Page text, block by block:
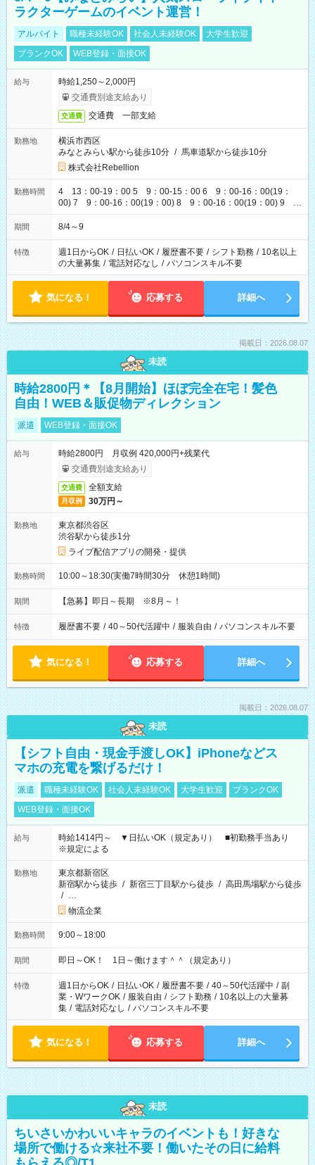
ラクターゲームのイベント運営！
アルバイト 職種未経験OK 社会人未経験OK
大学生歓迎
ブランクOK
WEB登録・面接OK
給与
時給1,250～2,000円
交通費別途支給あり
交通費 交通費 一部支給
勤務地
横浜市西区
みなとみらい駅から徒歩10分 / 馬車道駅から徒歩10分
株式会社Rebellion
勤務時間
4 13：00-19：00 5 9：00-15：00 6 9：00-16：00(19：
00) 7 9：00-16：00(19：00) 8 9：00-16：00(19：00) 9
9：00-16：00(19：00)
期間 8/4～9
特徴 週1日からOK / 日払いOK / 履歴書不要 / シフト勤務 / 10名以上
の大量募集 / 電話対応なし / パソコンスキル不要
気になる！ 応募する 詳細へ
掲載日：2026.08.07
未読
時給2800円＊【8月開始】ほぼ完全在宅！髪色
自由！WEB＆販促物ディレクション
派遣 WEB登録・面接OK
給与
時給2800円 月収例 420,000円+残業代
交通費別途支給あり
交通費 全額支給
月収例 30万円～
勤務地
東京都渋谷区
渋谷駅から徒歩1分
ライブ配信アプリの開発・提供
勤務時間 10:00～18:30(実働7時間30分 休憩1時間)
期間 【急募】即日～長期 ※8月～！
特徴 履歴書不要 / 40～50代活躍中 / 服装自由 / パソコンスキル不要
気になる！ 応募する 詳細へ
掲載日：2026.08.07
未読
【シフト自由・現金手渡しOK】iPhoneなどス
マホの充電を繋げるだけ！
派遣 職種未経験OK 社会人未経験OK 大学生歓迎
ブランクOK
WEB登録・面接OK
給与
時給1414円～ ▼日払いOK（規定あり） ■初勤務手当あり
※規定による
勤務地
東京都新宿区
新宿駅から徒歩 / 新宿三丁目駅から徒歩 / 高田馬場駅から徒歩
/ …
物流企業
勤務時間 9:00～18:00
期間 即日～OK！ 1日～働けます＾＾（規定あり）
特徴 週1日からOK / 日払いOK / 履歴書不要 / 40～50代活躍中 / 副
業・WワークOK / 服装自由 / シフト勤務 / 10名以上の大量募
集 / 電話対応なし / パソコンスキル不要
気になる！ 応募する 詳細へ
未読
ちいさいかわいいキャラのイベントも！好きな
場所で働ける☆来社不要！働いたその日に給料